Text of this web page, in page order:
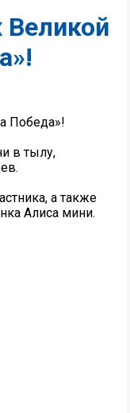
Победа»!
в тылу,
а также
Алиса мини.